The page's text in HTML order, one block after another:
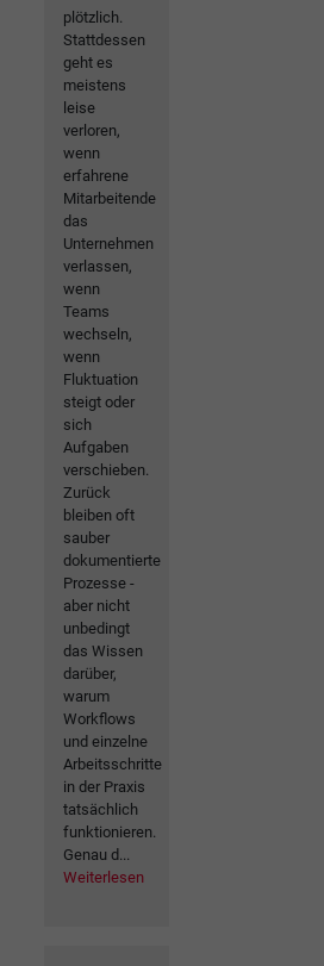
plötzlich.
Stattdessen
geht es
meistens
leise
verloren,
wenn
erfahrene
Mitarbeitende
das
Unternehmen
verlassen,
wenn
Teams
wechseln,
wenn
Fluktuation
steigt oder
sich
Aufgaben
verschieben.
Zurück
bleiben oft
sauber
dokumentierte
Prozesse -
aber nicht
unbedingt
das Wissen
darüber,
warum
Workflows
und einzelne
Arbeitsschritte
in der Praxis
tatsächlich
funktionieren.
Genau d...
Weiterlesen